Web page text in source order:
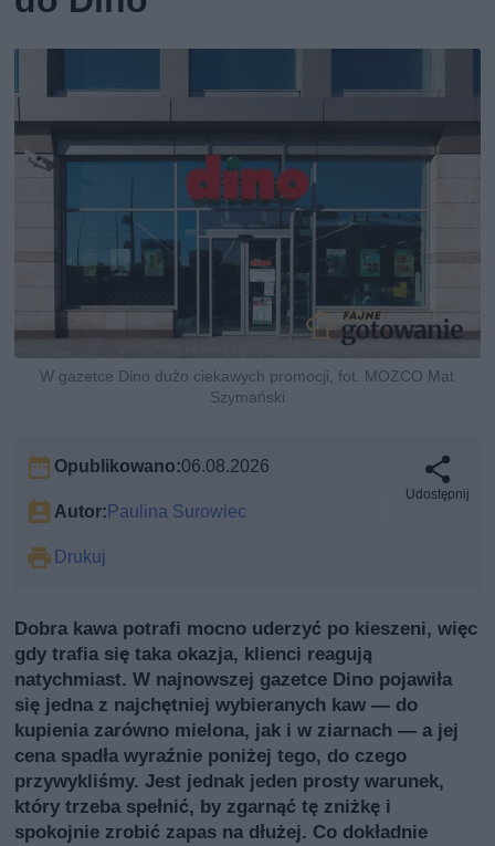
W gazetce Dino dużo ciekawych promocji, fot. MOZCO Mat
Szymański
Opublikowano:06.08.2026
Autor: Paulina Surowiec
Drukuj
Udostępnij
Dobra kawa potrafi mocno uderzyć po kieszeni, więc
gdy trafia się taka okazja, klienci reagują
natychmiast. W najnowszej gazetce Dino pojawiła
się jedna z najchętniej wybieranych kaw — do
kupienia zarówno mielona, jak i w ziarnach — a jej
cena spadła wyraźnie poniżej tego, do czego
przywykliśmy. Jest jednak jeden prosty warunek,
który trzeba spełnić, by zgarnąć tę zniżkę i
spokojnie zrobić zapas na dłużej. Co dokładnie